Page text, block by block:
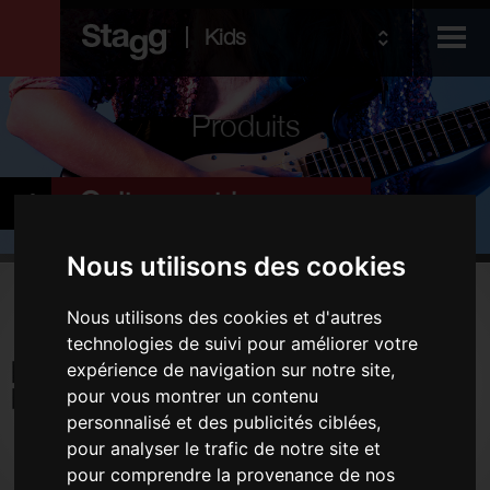
Nous utilisons des cookies
Nous utilisons des cookies et d'autres
technologies de suivi pour améliorer votre
expérience de navigation sur notre site,
pour vous montrer un contenu
personnalisé et des publicités ciblées,
pour analyser le trafic de notre site et
pour comprendre la provenance de nos
Kids
Produits
Guitares et basses
Guitares électriques
Guitares acoustiques
Instruments folk
Housses et étuis
Amplificateurs